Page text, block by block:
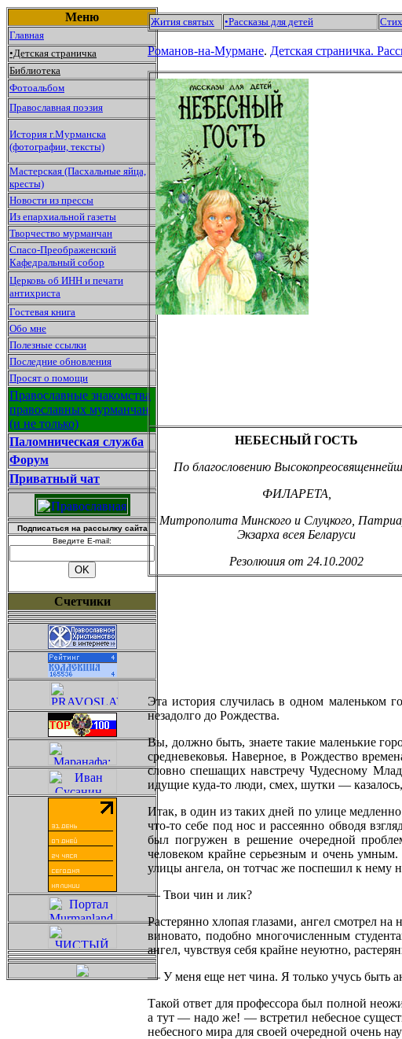
Меню
Главная
•Детская страничка
Библиотека
Фотоальбом
Православная поэзия
История г.Мурманска
(фотографии, тексты)
Мастерская (Пасхальные яйца,
кресты)
Новости из прессы
Из епархиальной газеты
Творчество мурманчан
Спасо-Преображенский
Кафедральный собор
Церковь об ИНН и печати
антихриста
Гостевая книга
Обо мне
Полезные ссылки
Последние обновления
Просят о помощи
Православные знакомства
православных мурманчан
(и не только)
Паломническая служба
Форум
Приватный чат
Подписаться на рассылку сайта
Введите E-mail:
Счетчики
Жития святых •Рассказы для детей
Романов-на-Мурмане. Детская страничка.
НЕБЕСНЫЙ ГОСТЬ
По благословению
ФИЛАРЕТА,
Митрополита Минского и Слуцкого,
Экзарха всея Беларуси
Резолюиия от 24.10.2002
Эта история случилась в одном маленьком
незадолго до Рождества.
Вы, должно быть, знаете такие маленькие
средневековья. Наверное, в Рождество
словно спешащих навстречу Чудесному
идущие куда-то люди, смех, шутки —
Итак, в один из таких дней по улице
что-то себе под нос и рассеянно обводя
был погружен в решение очередной
человеком крайне серьезным и очень
улицы ангела, он тотчас же поспешил к нему
— Твои чин и лик?
Растерянно хлопая глазами, ангел смотрел
виновато, подобно многочисленным
ангел, чувствуя себя крайне неуютно,
— У меня еще нет чина. Я только учусь быть
Такой ответ для профессора был полной
а тут — надо же! — встретил небесное
небесного мира для своей очередной очень